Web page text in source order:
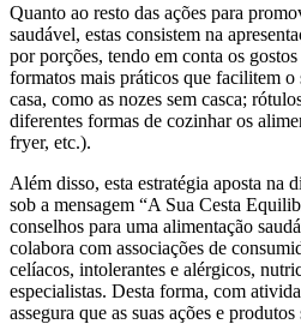
Quanto ao resto das ações para
saudável, estas consistem na
por porções, tendo em conta os
formatos mais práticos que facilitem
casa, como as nozes sem casca;
diferentes formas de cozinhar os
fryer, etc.).
Além disso, esta estratégia aposta na
sob a mensagem “A Sua Cesta
conselhos para uma alimentação
colabora com associações de
celíacos, intolerantes e alérgicos,
especialistas. Desta forma, com
assegura que as suas ações e